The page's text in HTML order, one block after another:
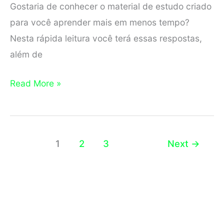
Gostaria de conhecer o material de estudo criado
para você aprender mais em menos tempo?
Nesta rápida leitura você terá essas respostas,
além de
Baixar
Atualizada
Read More »
1 2 3 Next →